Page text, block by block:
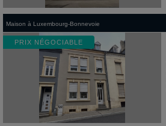
Maison à Luxembourg-Bonnevoie
PRIX NÉGOCIABLE